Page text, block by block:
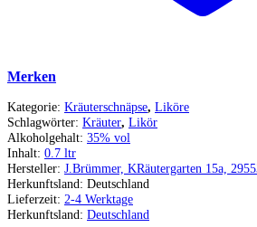
Merken
Kategorie: Kräuterschnäpse, Liköre
Schlagwörter: Kräuter, Likör
Alkoholgehalt: 35% vol
Inhalt: 0.7 ltr
Hersteller: J.Brümmer, KRäutergarten 15a,
Herkunftsland: Deutschland
Lieferzeit: 2-4 Werktage
Herkunftsland: Deutschland